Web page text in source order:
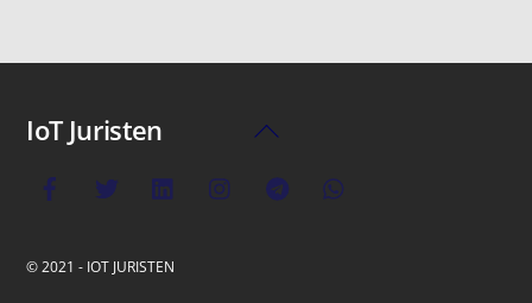
Back
Top
IoT Juristen
© 2021 - IOT JURISTEN